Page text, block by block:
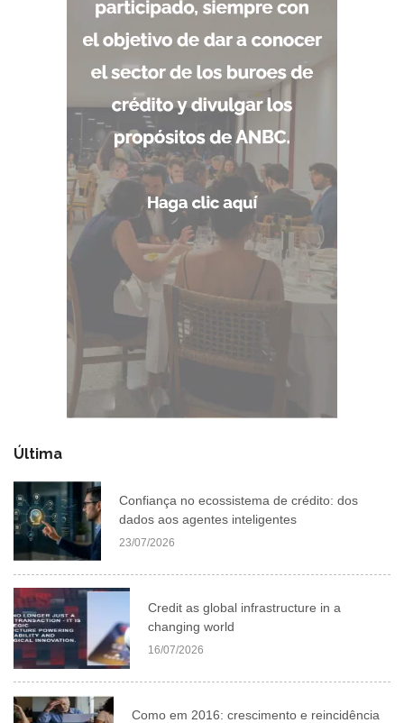
Última
Confiança no ecossistema de crédito: dos
dados aos agentes inteligentes
23/07/2026
Credit as global infrastructure in a
changing world
16/07/2026
Como em 2016: crescimento e reincidência